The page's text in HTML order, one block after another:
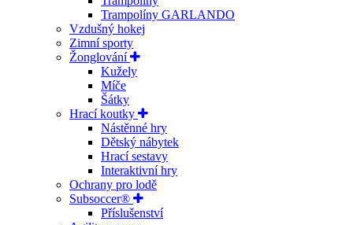
Trampolíny GARLANDO
Vzdušný hokej
Zimní sporty
Žonglování
Kužely
Míče
Šátky
Hrací koutky
Nástěnné hry
Dětský nábytek
Hrací sestavy
Interaktivní hry
Ochrany pro lodě
Subsoccer®
Příslušenství